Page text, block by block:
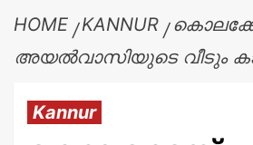
HOME KANNUR
അയൽവാസിയുടെ വീടും
Kannur